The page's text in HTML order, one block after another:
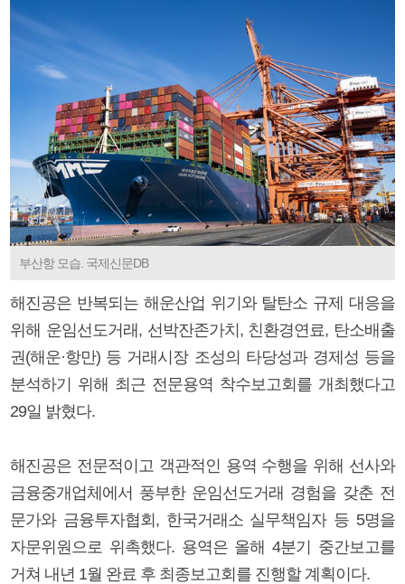
부산항 모습. 국제신문DB
해진공은 반복되는 해운산업 위기와 탈탄소 규제 대응을
위해 운임선도거래, 선박잔존가치, 친환경연료, 탄소배출
권(해운·항만) 등 거래시장 조성의 타당성과 경제성 등을
분석하기 위해 최근 전문용역 착수보고회를 개최했다고
29일 밝혔다.
해진공은 전문적이고 객관적인 용역 수행을 위해 선사와
금융중개업체에서 풍부한 운임선도거래 경험을 갖춘 전
문가와 금융투자협회, 한국거래소 실무책임자 등 5명을
자문위원으로 위촉했다. 용역은 올해 4분기 중간보고를
거쳐 내년 1월 완료 후 최종보고회를 진행할 계획이다.